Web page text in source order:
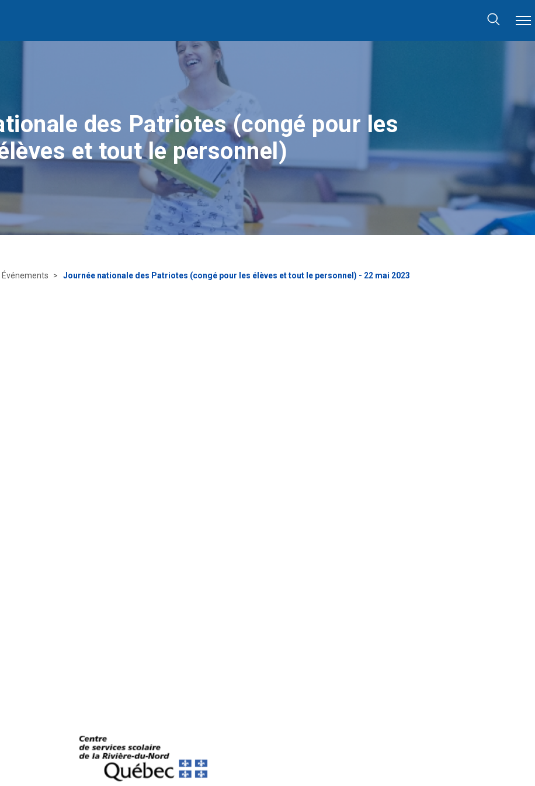
des Patriotes (congé pour les
et tout le personnel)
Événements Journée nationale des Patriotes (congé pour les élèves et tout le personnel) - 22 mai 2023